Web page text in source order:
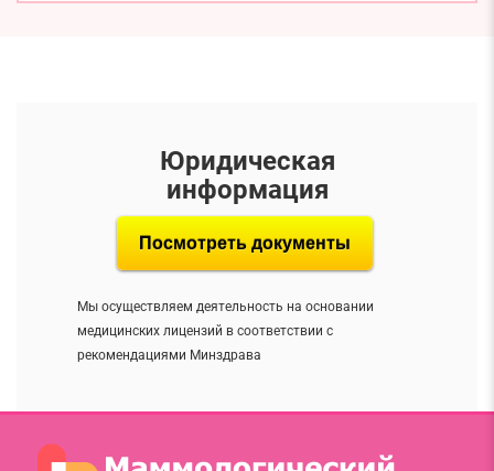
Юридическая
информация
Посмотреть документы
Мы осуществляем деятельность на основании
медицинских лицензий в соответствии с
рекомендациями Минздрава